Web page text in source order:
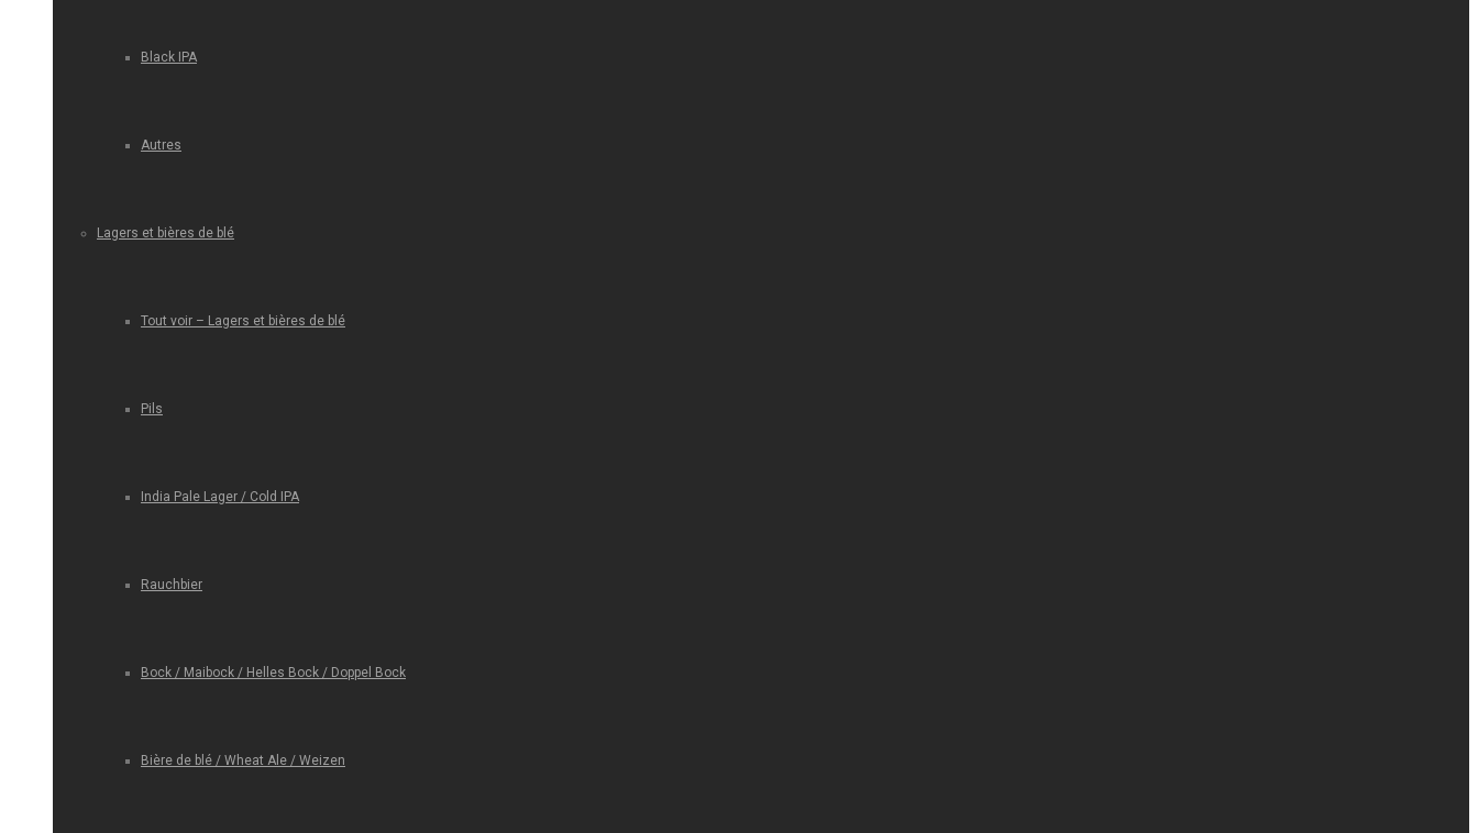
Black IPA
Autres
Lagers et bières de blé
Tout voir – Lagers et bières de blé
Pils
India Pale Lager / Cold IPA
Rauchbier
Bock / Maibock / Helles Bock / Doppel Bock
Bière de blé / Wheat Ale / Weizen